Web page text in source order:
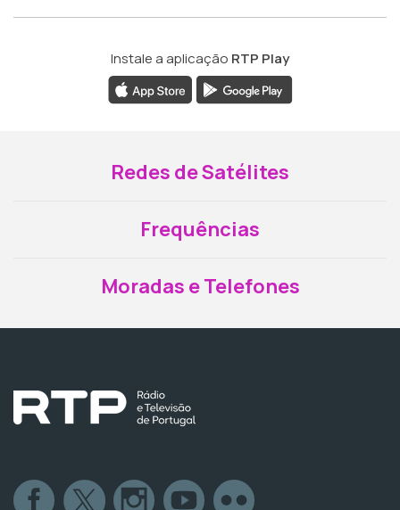
Instale a aplicação RTP Play
Redes de Satélites
Frequências
Moradas e Telefones